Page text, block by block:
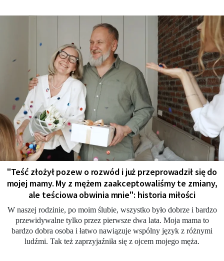
"Teść złożył pozew o rozwód i już przeprowadził się do
mojej mamy. My z mężem zaakceptowaliśmy te zmiany,
ale teściowa obwinia mnie": historia miłości
W naszej rodzinie, po moim ślubie, wszystko było dobrze i bardzo
przewidywalne tylko przez pierwsze dwa lata. Moja mama to
bardzo dobra osoba i łatwo nawiązuje wspólny język z różnymi
ludźmi. Tak też zaprzyjaźniła się z ojcem mojego męża.